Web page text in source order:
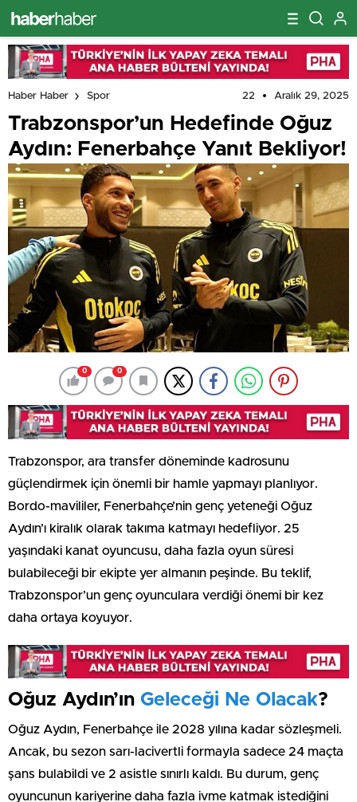
Haber Haber Spor 22 Aralık 29, 2025
Trabzonspor’un Hedefinde Oğuz
Aydın: Fenerbahçe Yanıt Bekliyor!
0 0
Trabzonspor, ara transfer döneminde kadrosunu
güçlendirmek için önemli bir hamle yapmayı planlıyor.
Bordo-mavililer, Fenerbahçe’nin genç yeteneği Oğuz
Aydın’ı kiralık olarak takıma katmayı hedefliyor. 25
yaşındaki kanat oyuncusu, daha fazla oyun süresi
bulabileceği bir ekipte yer almanın peşinde. Bu teklif,
Trabzonspor’un genç oyunculara verdiği önemi bir kez
daha ortaya koyuyor.
Oğuz Aydın’ın Geleceği Ne Olacak?
Oğuz Aydın, Fenerbahçe ile 2028 yılına kadar sözleşmeli.
Ancak, bu sezon sarı-lacivertli formayla sadece 24 maçta
şans bulabildi ve 2 asistle sınırlı kaldı. Bu durum, genç
oyuncunun kariyerine daha fazla ivme katmak istediğini